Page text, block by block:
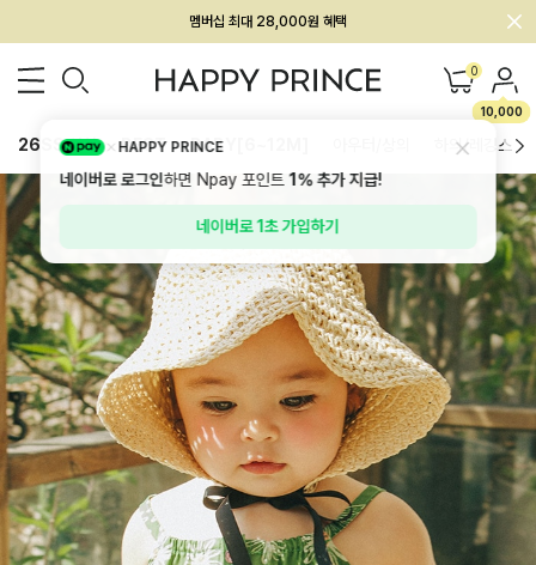
회원전용 아울렛, 가입하면 ~60% 할인!
멤버십 최대 28,000원 혜택 0
10,000
26SS 신상 BEST BABY[6~12M] 하의/레깅스
HAPPY PRINCE
네이버로 로그인하면 Npay 포인트1%추가 지급!
네이버로 1초 가입하기